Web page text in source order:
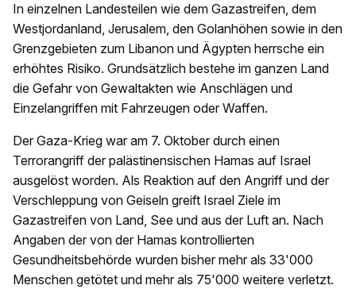
In einzelnen Landesteilen wie dem Gazastreifen, dem
Westjordanland, Jerusalem, den Golanhöhen sowie in den
Grenzgebieten zum Libanon und Ägypten herrsche ein
erhöhtes Risiko. Grundsätzlich bestehe im ganzen Land
die Gefahr von Gewaltakten wie Anschlägen und
Einzelangriffen mit Fahrzeugen oder Waffen.
Der Gaza-Krieg war am 7. Oktober durch einen
Terrorangriff der palästinensischen Hamas auf Israel
ausgelöst worden. Als Reaktion auf den Angriff und der
Verschleppung von Geiseln greift Israel Ziele im
Gazastreifen von Land, See und aus der Luft an. Nach
Angaben der von der Hamas kontrollierten
Gesundheitsbehörde wurden bisher mehr als 33'000
Menschen getötet und mehr als 75'000 weitere verletzt.